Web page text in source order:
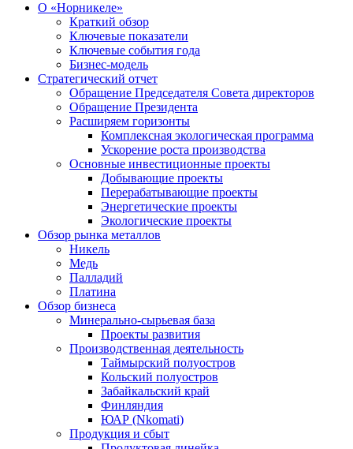
О «Норникеле»
Краткий обзор
Ключевые показатели
Ключевые события года
Бизнес-модель
Стратегический отчет
Обращение Председателя Совета директоров
Обращение Президента
Расширяем горизонты
Комплексная экологическая программа
Ускорение роста производства
Основные инвестиционные проекты
Добывающие проекты
Перерабатывающие проекты
Энергетические проекты
Экологические проекты
Обзор рынка металлов
Никель
Медь
Палладий
Платина
Обзор бизнеса
Минерально-сырьевая база
Проекты развития
Производственная деятельность
Таймырский полуостров
Кольский полуостров
Забайкальский край
Финляндия
ЮАР (Nkomati)
Продукция и сбыт